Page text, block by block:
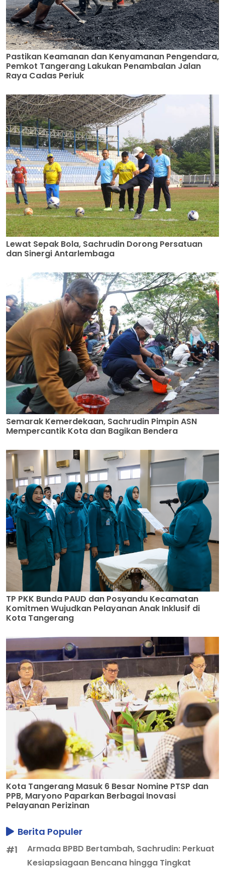
Pastikan Keamanan dan Kenyamanan Pengendara,
Pemkot Tangerang Lakukan Penambalan Jalan
Raya Cadas Periuk
Lewat Sepak Bola, Sachrudin Dorong Persatuan
dan Sinergi Antarlembaga
Semarak Kemerdekaan, Sachrudin Pimpin ASN
Mempercantik Kota dan Bagikan Bendera
TP PKK Bunda PAUD dan Posyandu Kecamatan
Komitmen Wujudkan Pelayanan Anak Inklusif di
Kota Tangerang
Kota Tangerang Masuk 6 Besar Nomine PTSP dan
PPB, Maryono Paparkan Berbagai Inovasi
Pelayanan Perizinan
Berita Populer
#1
Armada BPBD Bertambah, Sachrudin: Perkuat
Kesiapsiagaan Bencana hingga Tingkat